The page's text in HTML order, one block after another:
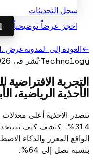
سجل التحديثات
احجز عرضاً توضيحياً
←العودة إلى المدونةعرض .md
Technology
·نُشر في May 8, 2026
الأحذية الرياضية،
تتصدر الأحذية أعلى معدلات
الواقع المعزز والذكاء
بنسبة تصل إلى 64%.